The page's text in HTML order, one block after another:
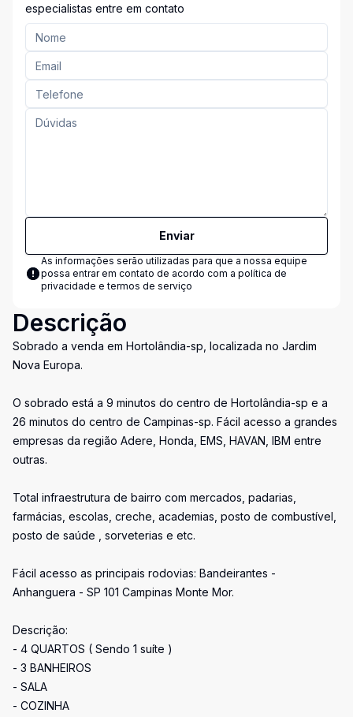
especialistas entre em contato
Enviar
As informações serão utilizadas para que a nossa equipe
possa entrar em contato de acordo com a política de
privacidade e termos de serviço
Descrição
Sobrado a venda em Hortolândia-sp, localizada no Jardim
Nova Europa.
O sobrado está a 9 minutos do centro de Hortolândia-sp e a
26 minutos do centro de Campinas-sp. Fácil acesso a grandes
empresas da região Adere, Honda, EMS, HAVAN, IBM entre
outras.
Total infraestrutura de bairro com mercados, padarias,
farmácias, escolas, creche, academias, posto de combustível,
posto de saúde , sorveterias e etc.
Fácil acesso as principais rodovias: Bandeirantes -
Anhanguera - SP 101 Campinas Monte Mor.
Descrição:
- 4 QUARTOS ( Sendo 1 suíte )
- 3 BANHEIROS
- SALA
- COZINHA